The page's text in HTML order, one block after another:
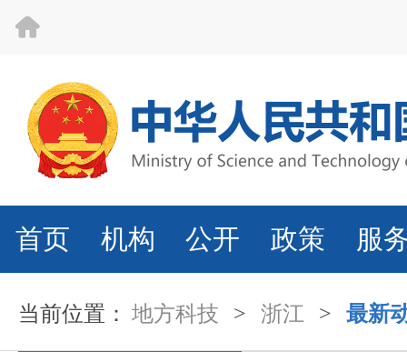
首页 机构 公开 政策 服
当前位置： 地方科技 > 浙江 > 最新